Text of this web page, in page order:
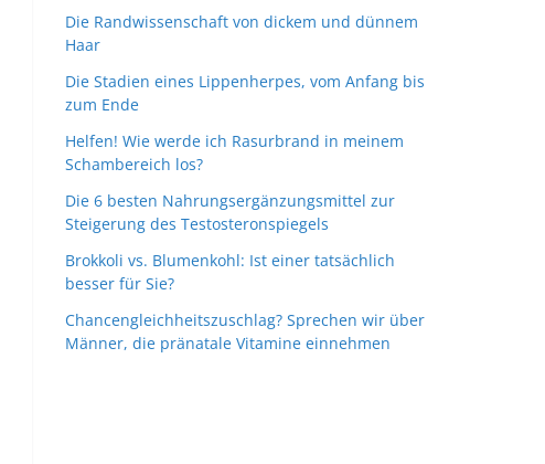
Die Randwissenschaft von dickem und dünnem
Haar
Die Stadien eines Lippenherpes, vom Anfang bis
zum Ende
Helfen! Wie werde ich Rasurbrand in meinem
Schambereich los?
Die 6 besten Nahrungsergänzungsmittel zur
Steigerung des Testosteronspiegels
Brokkoli vs. Blumenkohl: Ist einer tatsächlich
besser für Sie?
Chancengleichheitszuschlag? Sprechen wir über
Männer, die pränatale Vitamine einnehmen